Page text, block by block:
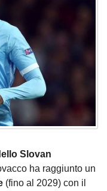
Slovan
ha raggiunto un
(fino al 2029) con il